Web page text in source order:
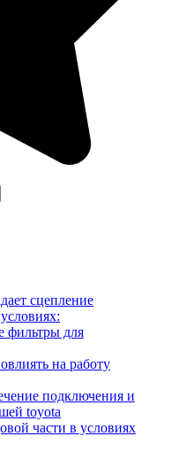
сцепление
фильтры для
на работу
подключения и
toyota
части в условиях